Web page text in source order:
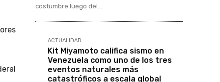
costumbre luego del...
ACTUALIDAD
Kit Miyamoto califica sismo en
Venezuela como uno de los tres
eventos naturales más
catastróficos a escala global